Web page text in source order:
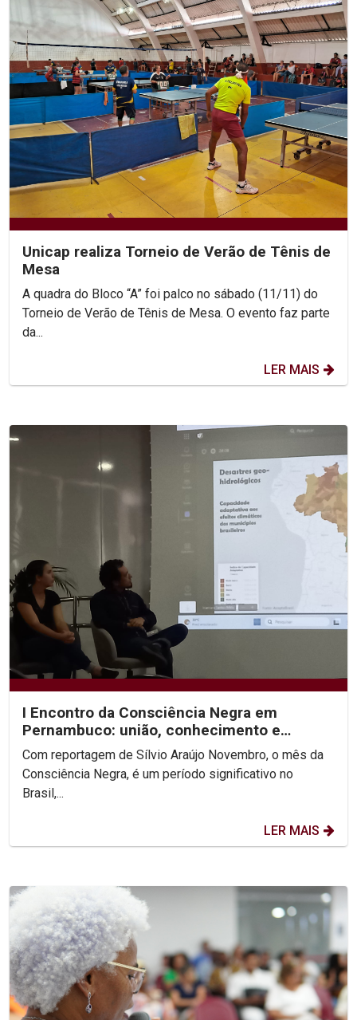
Unicap realiza Torneio de Verão de Tênis de
Mesa
A quadra do Bloco “A” foi palco no sábado (11/11) do
Torneio de Verão de Tênis de Mesa. O evento faz parte
da...
LER MAIS
I Encontro da Consciência Negra em
Pernambuco: união, conhecimento e
celebração
Com reportagem de Sílvio Araújo Novembro, o mês da
Consciência Negra, é um período significativo no
Brasil,...
LER MAIS